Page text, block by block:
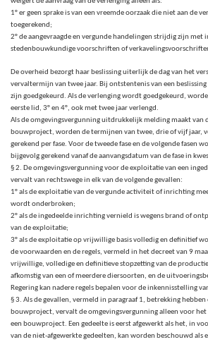
1° er geen sprake is van een vreemde oorzaak die niet aan de
toegerekend;
2° de aangevraagde en vergunde handelingen strijdig zijn met
stedenbouwkundige voorschriften of
De overheid bezorgt haar beslissing uiterlijk de dag van het
vervaltermijn van twee jaar. Bij ontstentenis van een
zijn goedgekeurd. Als de verlenging wordt goedgekeurd,
eerste lid, 3° en 4°, ook met twee jaar verlengd.
Als de omgevingsvergunning uitdrukkelijk melding maakt van
bouwproject, worden de termijnen van twee, drie of vijf jaar,
gerekend per fase. Voor de tweede fase en de volgende fasen
bijgevolg gerekend vanaf de aanvangsdatum van de fase in
§ 2. De omgevingsvergunning voor de exploitatie van een
vervalt van rechtswege in elk van de volgende gevallen:
1° als de exploitatie van de vergunde activiteit of inrichting
wordt onderbroken;
2° als de ingedeelde inrichting vernield is wegens brand of
van de exploitatie;
3° als de exploitatie op vrijwillige basis volledig en definitief
de voorwaarden en de regels, vermeld in het decreet van 9
vrijwillige, volledige en definitieve stopzetting van de
afkomstig van een of meerdere diersoorten, en de
Regering kan nadere regels bepalen voor de inkennisstelling
§ 3. Als de gevallen, vermeld in paragraaf 1, betrekking hebben
bouwproject, vervalt de omgevingsvergunning alleen voor het
een bouwproject. Een gedeelte is eerst afgewerkt als het, in
van de niet-afgewerkte gedeelten, kan worden beschouwd als